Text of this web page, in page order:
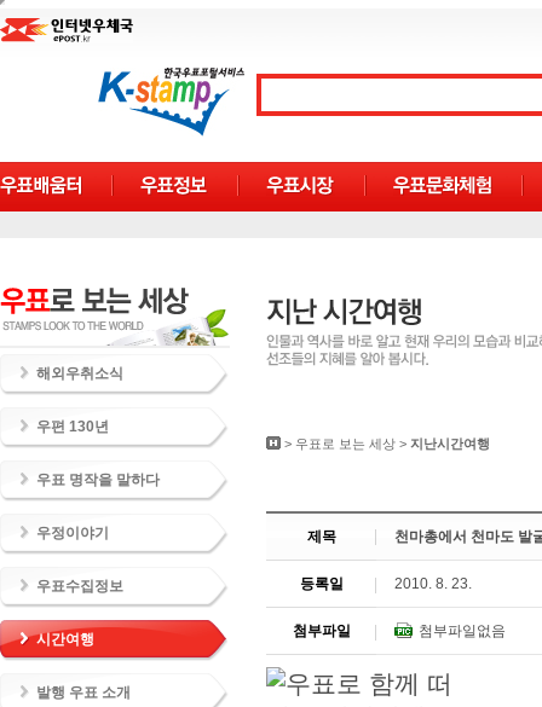
해외우취소식
우편 130년
우표 명작을 말하다
우정이야기
우표수집정보
시간여행
발행 우표 소개
> 우표로 보는 세상 > 지난시간여행
제목 천마총에서 천마도 발
등록일 2010. 8. 23.
첨부파일 첨부파일없음